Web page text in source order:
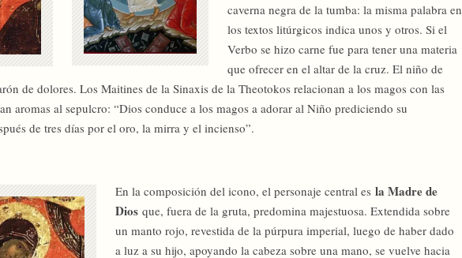
caverna negra de la tumba: la misma palabra en
los textos litúrgicos indica unos y otros. Si el
Verbo se hizo carne fue para tener una materia
que ofrecer en el altar de la cruz. El niño de
de dolores. Los Maitines de la Sinaxis de la Theotokos relacionan a los magos con las
aromas al sepulcro: “Dios conduce a los magos a adorar al Niño prediciendo su
de tres días por el oro, la mirra y el incienso”.
En la composición del icono, el personaje central es la Madre de
Dios que, fuera de la gruta, predomina majestuosa. Extendida sobre
un manto rojo, revestida de la púrpura imperial, luego de haber dado
a luz a su hijo, apoyando la cabeza sobre una mano, se vuelve hacia